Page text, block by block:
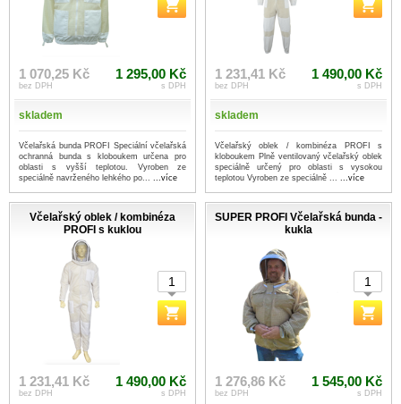
1 070,25 Kč
bez DPH
1 295,00 Kč
s DPH
skladem
Včelařská bunda PROFI Speciální včelařská
ochranná bunda s kloboukem určena pro
oblasti s vyšší teplotou. Vyroben ze
speciálně navrženého lehkého po... ...více
1 231,41 Kč
bez DPH
1 490,00 Kč
s DPH
skladem
Včelařský oblek / kombinéza PROFI s
kloboukem Plně ventilovaný včelařský oblek
speciálně určený pro oblasti s vysokou
teplotou Vyroben ze speciálně ... ...více
Včelařský oblek / kombinéza
PROFI s kuklou
1 231,41 Kč
bez DPH
1 490,00 Kč
s DPH
SUPER PROFI Včelařská bunda -
kukla
1 276,86 Kč
bez DPH
1 545,00 Kč
s DPH